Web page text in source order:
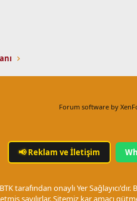
Forum software by
📢Reklam ve İletişim
tarafından onaylı Yer
sayılırlar. Sitemiz kar amacı